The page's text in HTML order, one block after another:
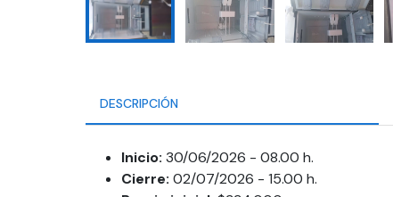
DESCRIPCIÓN
Inicio: 30/06/2026 - 08.00 h.
Cierre: 02/07/2026 - 15.00 h.